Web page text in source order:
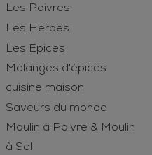
Les Poivres
Les Herbes
Les Epices
Mélanges d'épices
cuisine maison
Saveurs du monde
Moulin à Poivre & Moulin
à Sel